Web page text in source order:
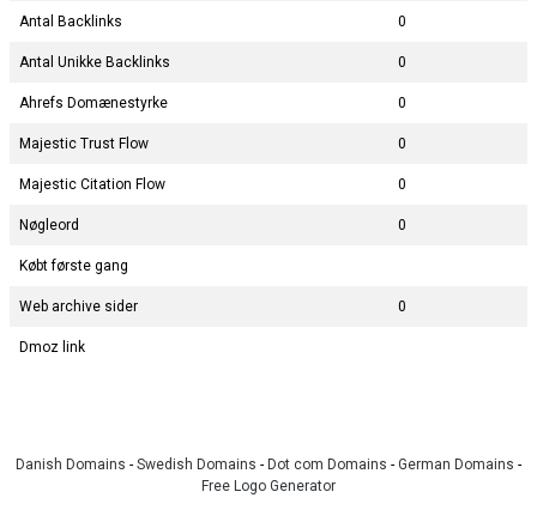
Antal Backlinks 0
Antal Unikke Backlinks 0
Ahrefs Domænestyrke 0
Majestic Trust Flow 0
Majestic Citation Flow 0
Nøgleord 0
Købt første gang
Web archive sider 0
Dmoz link
Danish Domains - Swedish Domains - Dot com Domains - German Domains -
Free Logo Generator